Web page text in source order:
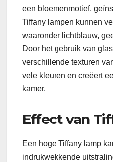
een bloemenmotief,
Tiffany lampen kunnen
waaronder lichtblauw,
Door het gebruik van
verschillende texturen
vele kleuren en creëert
kamer.
Effect van
Een hoge Tiffany lamp
indrukwekkende